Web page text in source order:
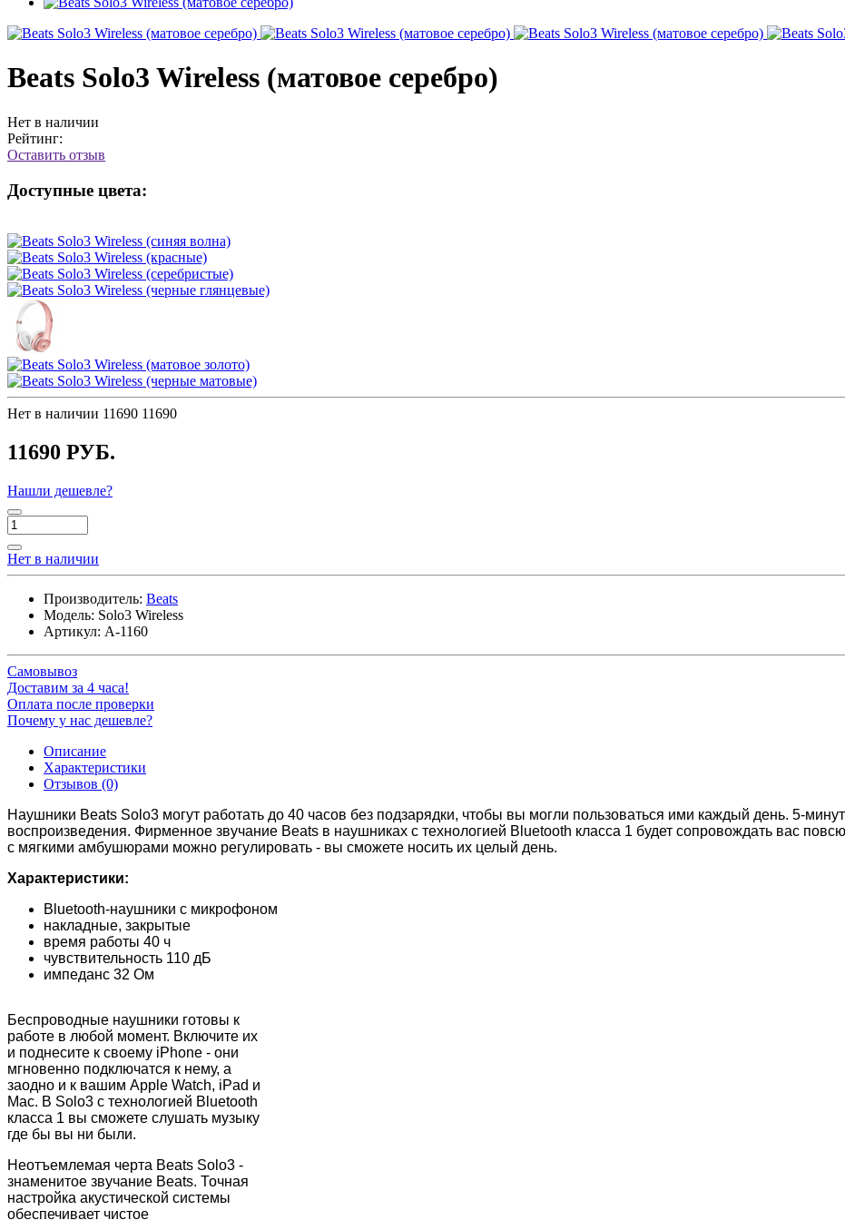
Beats Solo3 Wireless (матовое серебро)
Нет в наличии
Рейтинг:
Оставить отзыв
Доступные цвета:
Нет в наличии 11690 11690
11690 РУБ.
Нашли дешевле?
Нет в наличии
Производитель: Beats
Модель: Solo3 Wireless
Артикул: A-1160
Самовывоз
Доставим за 4 часа!
Оплата после проверки
Почему у нас дешевле?
Описание
Характеристики
Отзывов (0)
Наушники Beats Solo3 могут работать до 40 часов без подзарядки, чтобы вы могли пользоваться ими каждый день. 5-
воспроизведения. Фирменное звучание Beats в наушниках с технологией Bluetooth класса 1 будет сопровождать вас
с мягкими амбушюрами можно регулировать - вы сможете носить их целый день.
Характеристики:
Bluetooth-наушники с микрофоном
накладные, закрытые
время работы 40 ч
чувствительность 110 дБ
импеданс 32 Ом
Беспроводные наушники готовы к
работе в любой момент. Включите их
и поднесите к своему iPhone - они
мгновенно подключатся к нему, а
заодно и к вашим Apple Watch, iPad и
Mac. В Solo3 с технологией Bluetooth
класса 1 вы сможете слушать музыку
где бы вы ни были.
Неотъемлемая черта Beats Solo3 -
знаменитое звучание Beats. Точная
настройка акустической системы
обеспечивает чистое